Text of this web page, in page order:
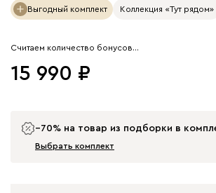
Выгодный комплект Коллекция «Тут рядом»
Считаем количество бонусов…
15 990
−70% на товар из подборки в
Выбрать комплект